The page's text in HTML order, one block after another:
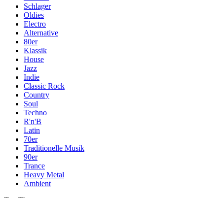
Schlager
Oldies
Electro
Alternative
80er
Klassik
House
Jazz
Indie
Classic Rock
Country
Soul
Techno
R'n'B
Latin
70er
Traditionelle Musik
90er
Trance
Heavy Metal
Ambient